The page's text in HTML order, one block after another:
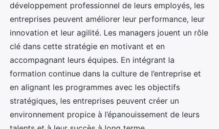
développement professionnel de leurs employés, les
entreprises peuvent améliorer leur performance, leur
innovation et leur agilité. Les managers jouent un rôle
clé dans cette stratégie en motivant et en
accompagnant leurs équipes. En intégrant la
formation continue dans la culture de l’entreprise et
en alignant les programmes avec les objectifs
stratégiques, les entreprises peuvent créer un
environnement propice à l’épanouissement de leurs